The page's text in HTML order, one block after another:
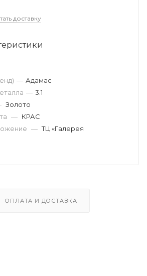
доставку
— 3.1
— Адамас
Золото
— КРАС
— ТЦ «Галерея
ОПЛАТА И ДОСТАВКА